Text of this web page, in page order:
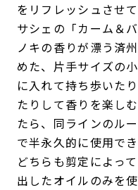
をリフレッシュさせて
サシェの「カーム＆
ノキの香りが漂う済
めた、片手サイズの
に入れて持ち歩いた
たりして香りを楽し
たら、同ラインのル
で半永久的に使用で
どちらも剪定によっ
出したオイルのみを